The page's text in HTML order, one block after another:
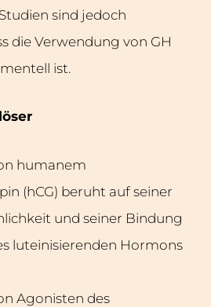
sind jedoch
die Verwendung von GH
ist.
humanem
(hCG) beruht auf seiner
und seiner Bindung
luteinisierenden Hormons
Agonisten des